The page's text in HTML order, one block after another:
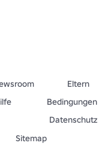
Eltern
Bedingungen
Datenschutz
Sitemap